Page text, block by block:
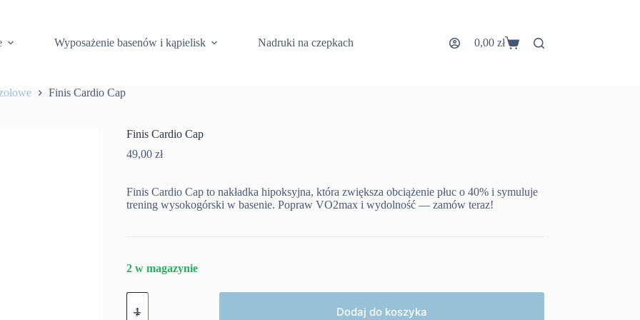
Wyposażenie basenów i kąpielisk Nadruki na czepkach Koszyk
0,00 zł
Finis Cardio Cap
Finis Cardio Cap
49,00 zł
Finis Cardio Cap to nakładka hipoksyjna, która zwiększa obciążenie płuc o 40% i symuluje
trening wysokogórski w basenie. Popraw VO2max i wydolność — zamów teraz!
2 w magazynie
ilość
Finis
Dodaj do koszyka